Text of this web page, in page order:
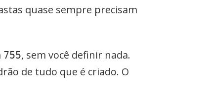
quase sempre precisam
755, sem você definir nada.
de tudo que é criado. O